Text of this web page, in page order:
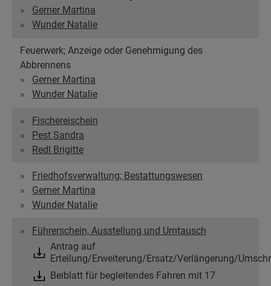
Gerner Martina
Wunder Natalie
Feuerwerk; Anzeige oder Genehmigung des
Abbrennens
Gerner Martina
Wunder Natalie
Fischereischein
Pest Sandra
Redl Brigitte
Friedhofsverwaltung; Bestattungswesen
Gerner Martina
Wunder Natalie
Führerschein, Ausstellung und Umtausch
Antrag auf
Erteilung/Erweiterung/Ersatz/Verlängerung/
Beiblatt für begleitendes Fahren mit 17